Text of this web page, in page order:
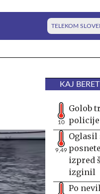
TELEKOM
KAJ
10
Golob
policije
9,49
Oglasil
izpred
izginil
Po